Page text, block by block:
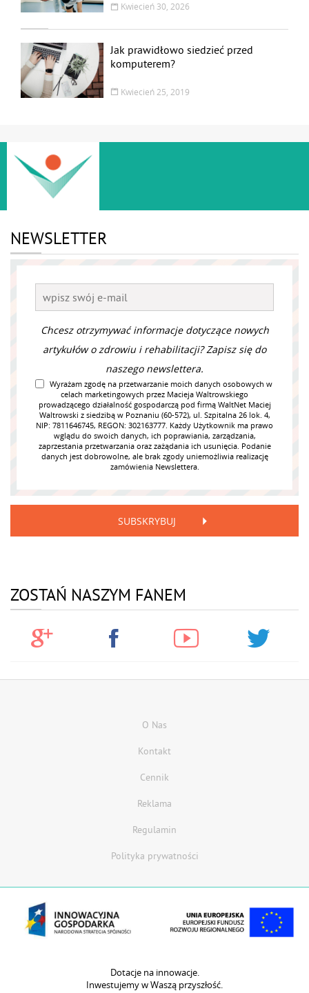
Kwiecień 30, 2026
Jak prawidłowo siedzieć przed
komputerem?
Kwiecień 25, 2019
NEWSLETTER
Chcesz otrzymywać informacje dotyczące nowych
artykułów o zdrowiu i rehabilitacji? Zapisz się do
naszego newslettera.
Wyrażam zgodę na przetwarzanie moich danych osobowych w
celach marketingowych przez Macieja Waltrowskiego
prowadzącego działalność gospodarczą pod firmą WaltNet Maciej
Waltrowski z siedzibą w Poznaniu (60-572), ul. Szpitalna 26 lok. 4,
NIP: 7811646745, REGON: 302163777. Każdy Użytkownik ma prawo
wglądu do swoich danych, ich poprawiania, zarządzania,
zaprzestania przetwarzania oraz zażądania ich usunięcia. Podanie
danych jest dobrowolne, ale brak zgody uniemożliwia realizację
zamówienia Newslettera.
SUBSKRYBUJ
ZOSTAŃ NASZYM FANEM
O Nas
Kontakt
Cennik
Reklama
Regulamin
Polityka prywatności
Dotacje na innowacje.
Inwestujemy w Waszą przyszłość.